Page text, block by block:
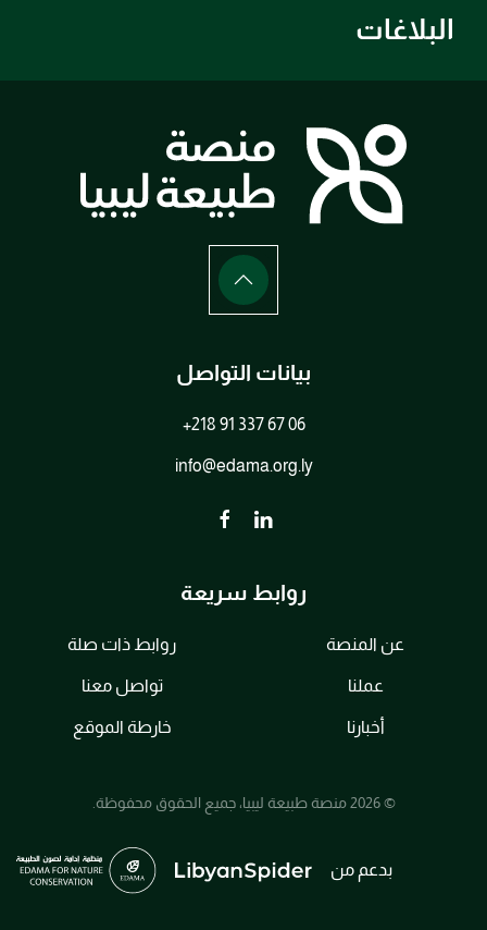
البلاغات
بيانات التواصل
+218 91 337 67 06
info@edama.org.ly
روابط سريعة
عن المنصة
عملنا
أخبارنا
روابط ذات صلة
تواصل معنا
خارطة الموقع
© 2026 منصة طبيعة ليبيا، جميع الحقوق محفوظة.
بدعم من